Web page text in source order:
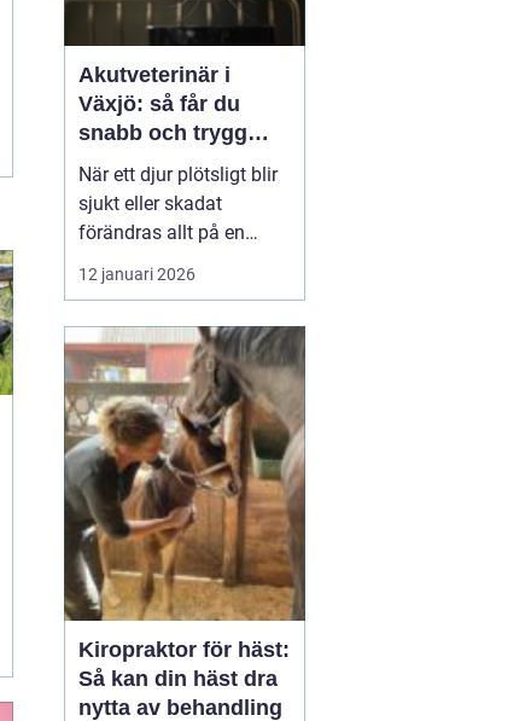
Akutveterinär i
Växjö: så får du
snabb och trygg
hjälp för ditt djur
När ett djur plötsligt blir
sjukt eller skadat
förändras allt på en
sekund. Pulsen stiger,
oron tar över och många
samtidigt. Var finns
närmasteakut...
12 januari 2026
Kiropraktor för häst:
Så kan din häst dra
nytta av behandling